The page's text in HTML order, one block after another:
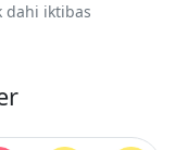
dahi iktibas